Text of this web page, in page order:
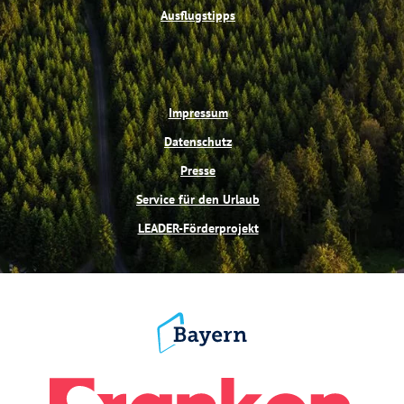
Ausflugstipps
Impressum
Datenschutz
Presse
Service für den Urlaub
LEADER-Förderprojekt